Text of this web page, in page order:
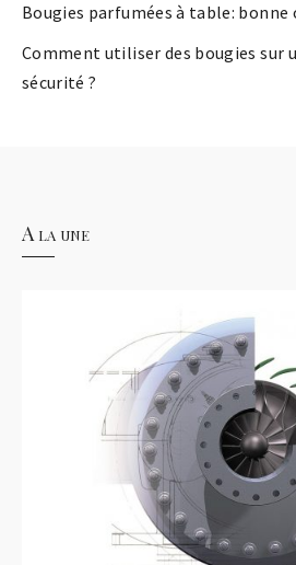
Bougies parfumées à table: bonne
Comment utiliser des bougies sur
sécurité ?
A la une